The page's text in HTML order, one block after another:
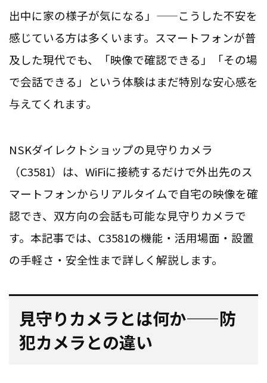
出中に家の様子が気になる」——こうした不安を
感じている方は多くいます。スマートフォンが普
及した現代でも、「映像で確認できる」「その場
で会話できる」という体験はまだ特別な安心感を
与えてくれます。
NSKダイレクトショップの見守りカメラ
（C3581）は、WiFiに接続するだけで外出先のス
マートフォンからリアルタイムで自宅の映像を確
認でき、双方向の会話も可能な見守りカメラで
す。本記事では、C3581の機能・活用場面・設置
の手軽さ・安全性まで詳しく解説します。
見守りカメラとは何か——防
犯カメラとの違い